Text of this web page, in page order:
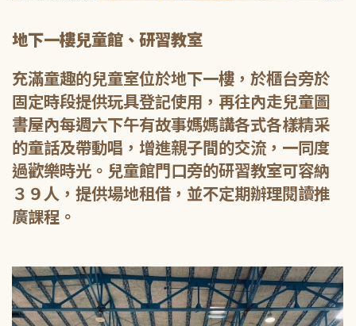
地下一樓兒童館、研習教室
充滿童趣的兒童室位於地下一樓，於櫃台旁於
固定時段提供玩具登記使用，再往內走兒童圖
書屋內每週六下午有故事媽媽講各式各樣精采
的童話及帶動唱，增進親子間的交流，一同度
過歡樂時光。兒童館門口旁的研習教室可容納
３９人，提供場地租借，並不定期辦理閱讀推
廣課程。